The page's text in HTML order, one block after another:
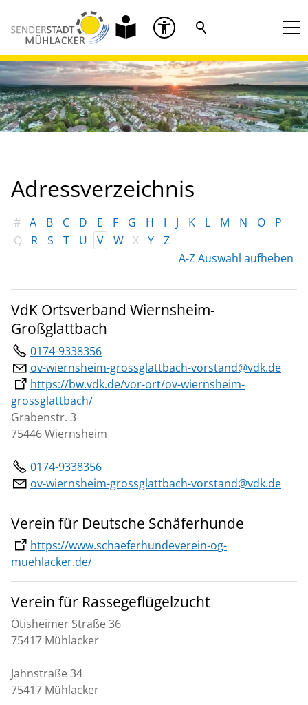
Adressverzeichnis
# A B C D E F G H I J K L M N O
P
Q
R S T U V W X Y
Z
A-Z Auswahl aufheben
VdK Ortsverband Wiernsheim-
Großglattbach
0174-9338356
ov-wiernsheim-grossglattbach-vorstand@vdk.de
https://bw.vdk.de/vor-ort/ov-wiernsheim-
grossglattbach/
Grabenstr. 3
75446 Wiernsheim
0174-9338356
ov-wiernsheim-grossglattbach-vorstand@vdk.de
Verein für Deutsche Schäferhunde
https://www.schaeferhundeverein-og-
muehlacker.de/
Verein für Rassegeflügelzucht
Ötisheimer Straße 36
75417 Mühlacker
Jahnstraße 34
75417 Mühlacker